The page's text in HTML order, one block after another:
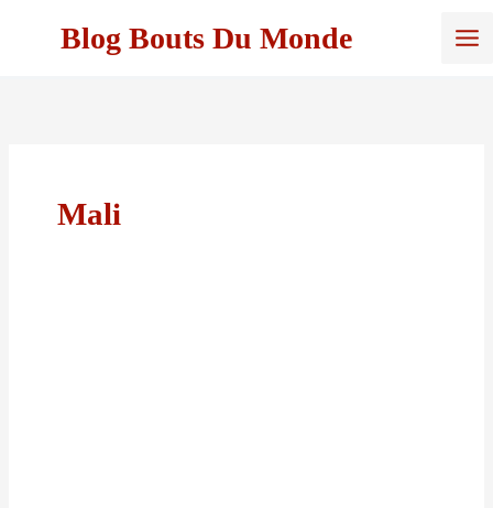
Blog Bouts Du Monde
Mali